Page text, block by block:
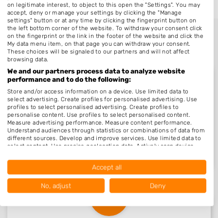
Nieuw in Nijland
Kapsalon Wilma
on legitimate interest, to object to this open the "Settings". You may
accept, deny or manage your settings by clicking the "Manage
settings" button or at any time by clicking the fingerprint button on
the left bottom corner of the website. To withdraw your consent click
on the fingerprint or the link in the footer of the website and click the
My data menu item, on that page you can withdraw your consent.
These choices will be signaled to our partners and will not affect
browsing data.
We and our partners process data to analyze website
performance and to do the following:
Store and/or access information on a device. Use limited data to
select advertising. Create profiles for personalised advertising. Use
profiles to select personalised advertising. Create profiles to
personalise content. Use profiles to select personalised content.
Measure advertising performance. Measure content performance.
Understand audiences through statistics or combinations of data from
different sources. Develop and improve services. Use limited data to
select content. Use precise geolocation data. Actively scan device
Data may be shared outside of the European Union and send to the
Your consent and the cookie policy applies solely to this website/app.
View Partner List (1016 IAB Vendors)
We use your data for the following purposes:
Accept all
No, adjust Deny